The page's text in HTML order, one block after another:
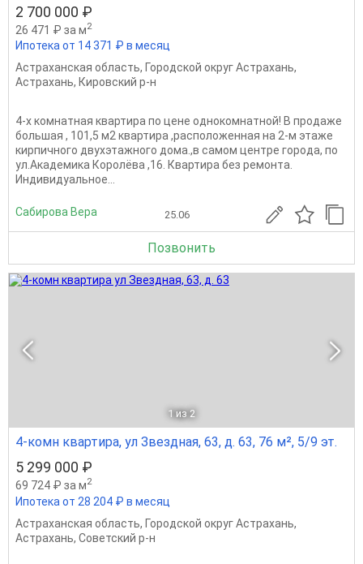
2 700 000 ₽
26 471 ₽ за м2
Ипотека от 14 371 ₽ в месяц
Астраханская область, Городской округ Астрахань,
Астрахань, Кировский р-н
4-х комнатная квартира по цене однокомнатной! В продаже
большая , 101,5 м2 квартира ,расположенная на 2-м этаже
кирпичного двухэтажного дома.,в самом центре города, по
ул.Академика Королёва ,16. Квартира без ремонта.
Индивидуальное...
Сабирова Вера 25.06
Позвонить
1 из 2
4-комн квартира, ул Звездная, 63, д. 63, 76 м², 5/9 эт.
5 299 000 ₽
69 724 ₽ за м2
Ипотека от 28 204 ₽ в месяц
Астраханская область, Городской округ Астрахань,
Астрахань, Советский р-н